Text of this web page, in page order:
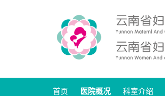
首页 医院概况 科室介绍